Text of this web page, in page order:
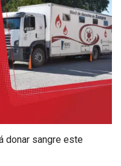
donar sangre este